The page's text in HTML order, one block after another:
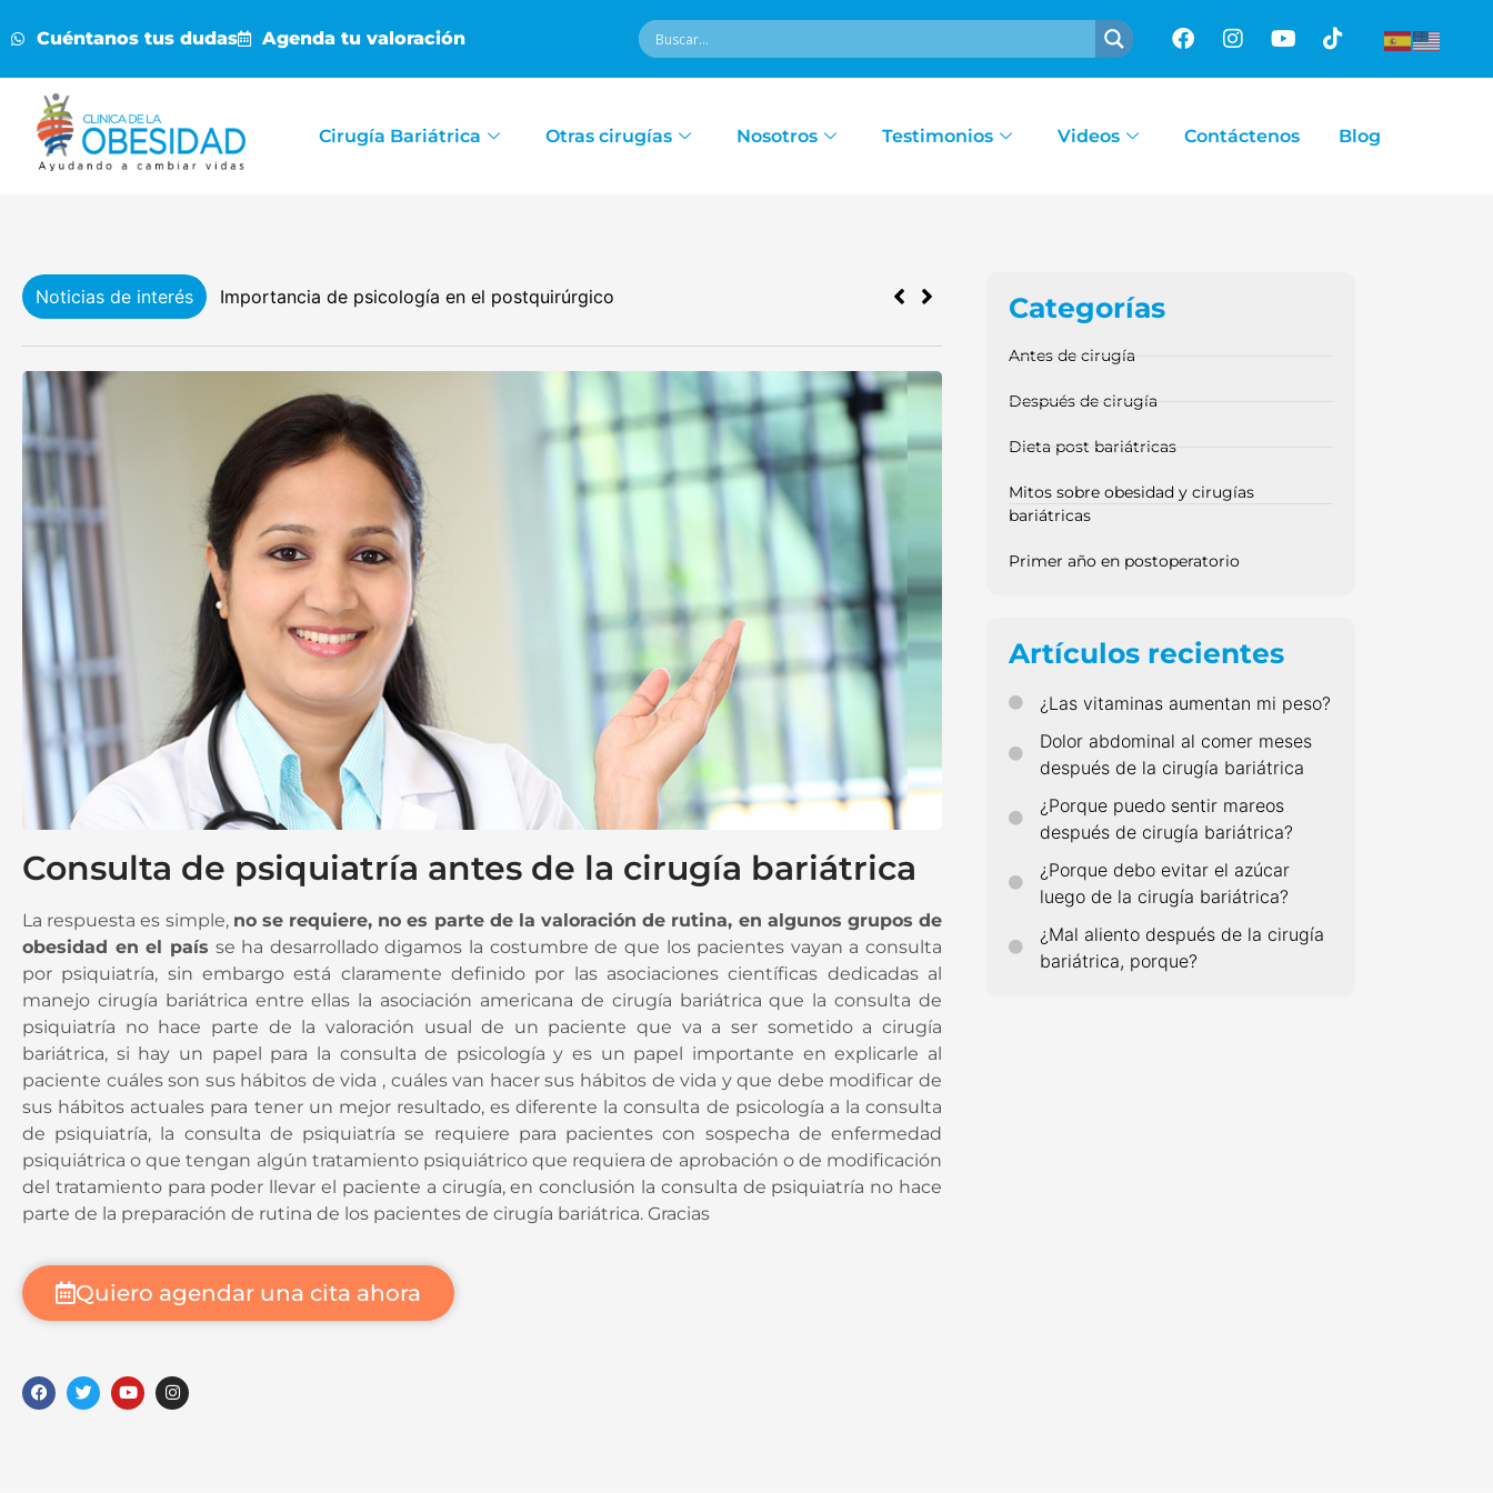
Cuéntanos tus dudas Agenda tu valoración
Cirugía Bariátrica Otras cirugías Nosotros Testimonios Videos Contáctenos Blog
Noticias de interés ¿Se puede dilatar mi estomago después de la cirugía de Sleeve Gástrico?
Consulta de psiquiatría antes de la cirugía bariátrica
La respuesta es simple, no se requiere, no es parte de la valoración de rutina, en algunos grupos de
obesidad en el país se ha desarrollado digamos la costumbre de que los pacientes vayan a consulta
por psiquiatría, sin embargo está claramente definido por las asociaciones científicas dedicadas al
manejo cirugía bariátrica entre ellas la asociación americana de cirugía bariátrica que la consulta de
psiquiatría no hace parte de la valoración usual de un paciente que va a ser sometido a cirugía
bariátrica, si hay un papel para la consulta de psicología y es un papel importante en explicarle al
paciente cuáles son sus hábitos de vida , cuáles van hacer sus hábitos de vida y que debe modificar de
sus hábitos actuales para tener un mejor resultado, es diferente la consulta de psicología a la consulta
de psiquiatría, la consulta de psiquiatría se requiere para pacientes con sospecha de enfermedad
psiquiátrica o que tengan algún tratamiento psiquiátrico que requiera de aprobación o de modificación
del tratamiento para poder llevar el paciente a cirugía, en conclusión la consulta de psiquiatría no hace
parte de la preparación de rutina de los pacientes de cirugía bariátrica. Gracias
Quiero agendar una cita ahora
Categorías
Antes de cirugía
Después de cirugía
Dieta post bariátricas
Mitos sobre obesidad y cirugías
bariátricas
Primer año en postoperatorio
Artículos recientes
¿Las vitaminas aumentan mi peso?
Dolor abdominal al comer meses
después de la cirugía bariátrica
¿Porque puedo sentir mareos
después de cirugía bariátrica?
¿Porque debo evitar el azúcar
luego de la cirugía bariátrica?
¿Mal aliento después de la cirugía
bariátrica, porque?